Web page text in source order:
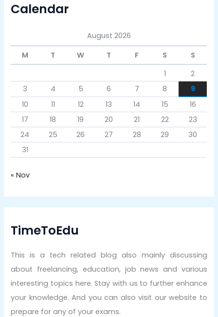
Calendar
August 2026
M
T W T F S
S
1
2
3
4 5 6 7 8
9
10
11 12 13 14 15
16
17
18 19 20 21 22
23
24
25 26 27 28 29
30
31
« Nov
TimeToEdu
This is a tech related blog also mainly discussing
about freelancing, education, job news and various
interesting topics here. Stay with us to further enhance
your knowledge. And you can also visit our website to
prepare for any of your exams.